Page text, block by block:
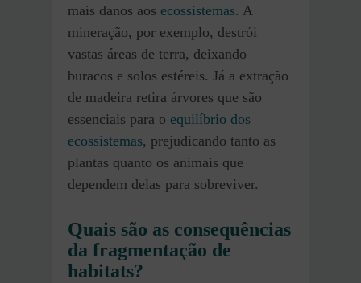
mais danos aos ecossistemas. A
mineração, por exemplo, destrói
vastas áreas de terra, deixando
buracos e solos estéreis. Já a extração
de madeira retira árvores que são
essenciais para o equilíbrio dos
ecossistemas, prejudicando tanto as
plantas quanto os animais que
dependem delas para sobreviver.
Quais são as consequências
da fragmentação de
habitats?